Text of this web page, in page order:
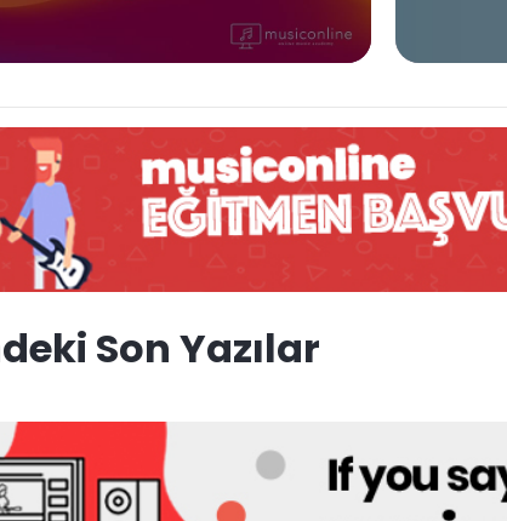
Son Yazılar